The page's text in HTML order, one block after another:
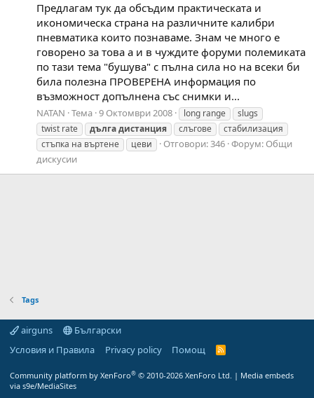
Предлагам тук да обсъдим практическата и
икономическа страна на различните калибри
пневматика които познаваме. Знам че много е
говорено за това а и в чуждите форуми полемиката
по тази тема "бушува" с пълна сила но на всеки би
била полезна ПРОВЕРЕНА информация по
възможност допълнена със снимки и...
NATAN Тема 9 Октомври 2008 long range
slugs
twist rate
дългадистанция слъгове
стабилизация
стъпка на въртене
цеви Отговори: 346 Форум: Общи
дискусии
Tags
airguns
Български
Условия и Правила
Privacy policy Помощ
R
Community platform by XenForo® © 2010-2026 XenForo Ltd. | Media embeds
via s9e/MediaSites